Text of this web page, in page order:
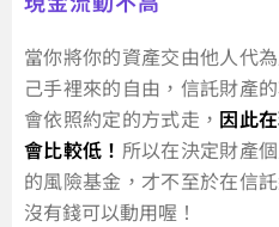
當你將你的資產交由他人代
己手裡來的自由，信託財產
會依照約定的方式走， 因此
會比較低！ 所以在決定財產
的風險基金，才不至於在信
沒有錢可以動用喔！